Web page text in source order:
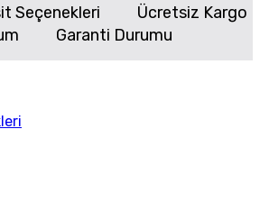
Seçenekleri
Ücretsiz Kargo
Garanti Durumu